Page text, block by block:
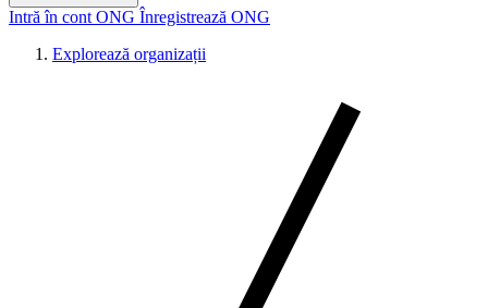
Intră în cont ONG Înregistrează ONG
Explorează organizații